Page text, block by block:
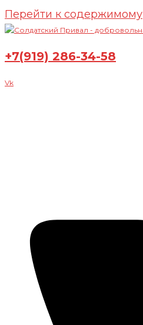
Перейти к содержимому
+7(919) 286-34-58
Vk